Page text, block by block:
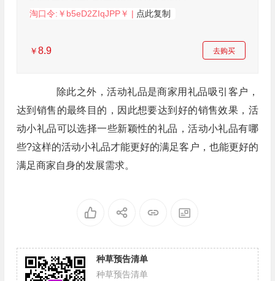
淘口令:￥b5eD2ZIqJPP￥ | 点此复制
￥8.9 去购买
除此之外，活动礼品是商家用礼品吸引客户，
达到销售的最终目的，因此想要达到好的销售效果，活
动小礼品可以选择一些新颖性的礼品，活动小礼品有哪
些?这样的活动小礼品才能更好的满足客户，也能更好的
满足商家自身的发展需求。
种草预告清单
种草预告清单